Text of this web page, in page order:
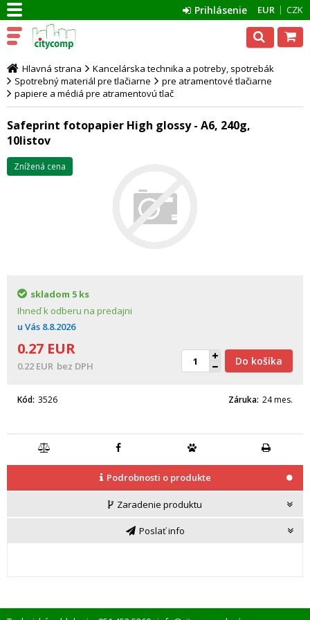
EUR CZK
Prihlásenie
Hlavná strana
Kancelárska technika a potreby, spotrebák
Spotrebný materiál pre tlačiarne
pre atramentové tlačiarne
papiere a médiá pre atramentovú tlač
Safeprint fotopapier High glossy - A6, 240g,
10listov
Znížená cena
skladom 5 ks
Ihneď k odberu na predajni
u Vás 8.8.2026
0.27 EUR
0.22 EUR bez DPH Do košíka
Kód 3526 Záruka 24 mes.
Podrobnosti o produkte
Zaradenie produktu
Poslať info